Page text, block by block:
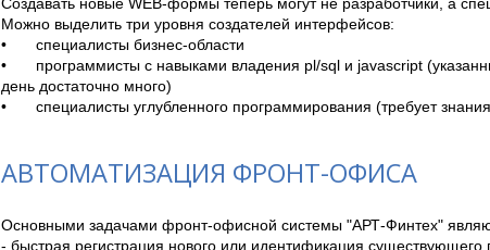
Можно выделить три уровня создателей интерфейсов:
•	специалисты бизнес-области
•	программисты с навыками владения pl/sql и javascript (указанных специалистов на сегодняшний
день достаточно много)
•	специалисты углубленного программирования (требует
АВТОМАТИЗАЦИЯ ФРОНТ-ОФИСА
Основными задачами фронт-офисной системы "АРТ-Финтех"
- быстрая регистрация нового или идентификация существующего